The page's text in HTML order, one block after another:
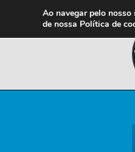
Ao navegar pelo
de nossa Política de